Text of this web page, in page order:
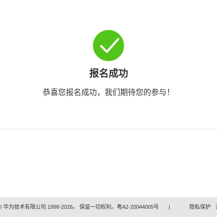
报名成功
恭喜您报名成功，我们期待您的参与！
华为技术有限公司 1998-2026。 保留一切权利。粤A2-20044005号 | 隐私保护